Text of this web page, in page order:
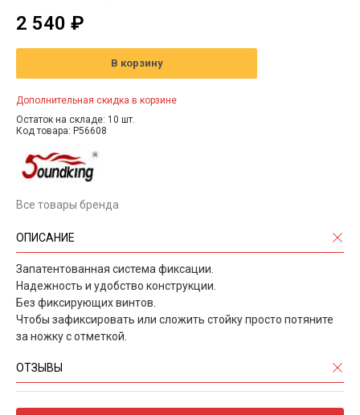
2 540 ₽
В корзину
Дополнительная скидка в корзине
Остаток на складе: 10 шт.
Код товара: P56608
Все товары бренда
ОПИСАНИЕ
Запатентованная система фиксации.
Надежность и удобство конструкции.
Без фиксирующих винтов.
Чтобы зафиксировать или сложить стойку просто потяните
за ножку с отметкой.
ОТЗЫВЫ